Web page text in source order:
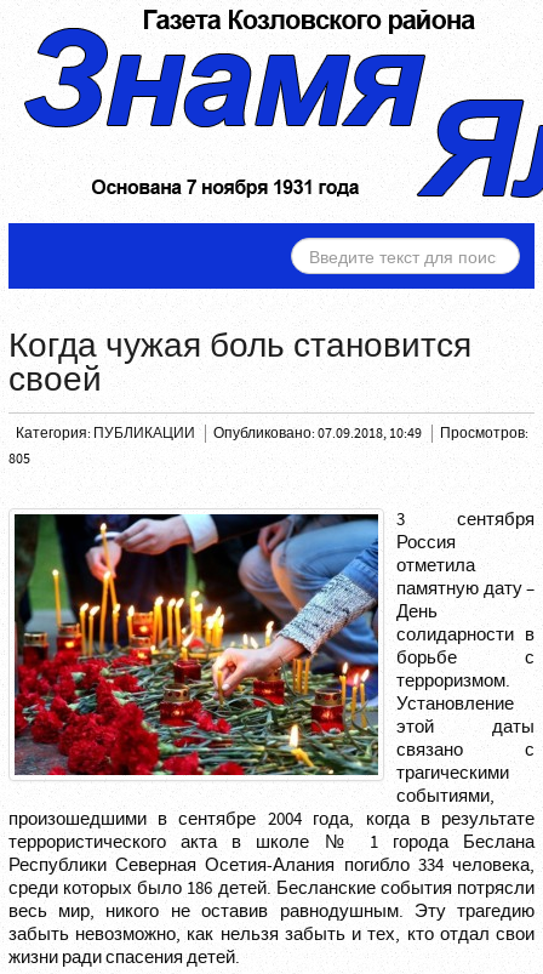
ИСКАТЬ...
Когда чужая боль становится
своей
Категория: ПУБЛИКАЦИИ Опубликовано: 07.09.2018, 10:49
Просмотров:
805
3 сентября
Россия
отметила
памятную дату –
День
солидарности в
борьбе с
терроризмом.
Установление
этой даты
связано с
трагическими
событиями,
произошедшими в сентябре 2004 года, когда в результате
террористического акта в школе № 1 города Беслана
Республики Северная Осетия-Алания погибло 334 человека,
среди которых было 186 детей. Бесланские события потрясли
весь мир, никого не оставив равнодушным. Эту трагедию
забыть невозможно, как нельзя забыть и тех, кто отдал свои
жизни ради спасения детей.